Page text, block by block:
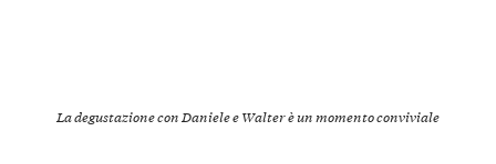
La degustazione con Daniele e Walter è un momento conviviale